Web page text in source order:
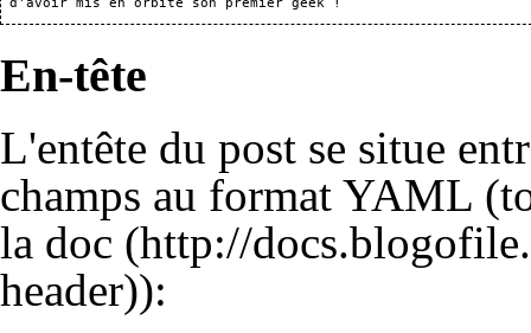
En-tête
L'entête du post se situe
champs au format YAML
la doc
):